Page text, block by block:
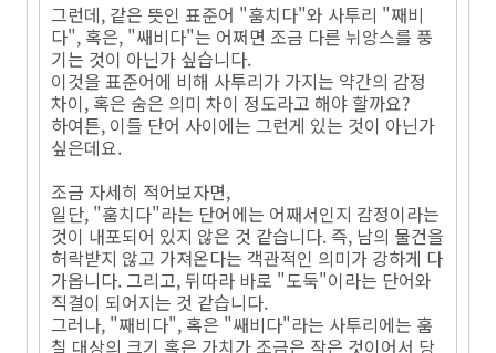
그런데, 같은 뜻인 표준어 "훔치다"와 사투리 "째비
다", 혹은, "쌔비다"는 어쩌면 조금 다른 뉘앙스를 풍
기는 것이 아닌가 싶습니다.
이것을 표준어에 비해 사투리가 가지는 약간의 감정
차이, 혹은 숨은 의미 차이 정도라고 해야 할까요?
하여튼, 이들 단어 사이에는 그런게 있는 것이 아닌가
싶은데요.
조금 자세히 적어보자면,
일단, "훔치다"라는 단어에는 어째서인지 감정이라는
것이 내포되어 있지 않은 것 같습니다. 즉, 남의 물건을
허락받지 않고 가져온다는 객관적인 의미가 강하게 다
가옵니다. 그리고, 뒤따라 바로 "도둑"이라는 단어와
직결이 되어지는 것 같습니다.
그러나, "째비다", 혹은 "쌔비다"라는 사투리에는 훔
칠 대상의 크기 혹은 가치가 조금은 작은 것이어서 당